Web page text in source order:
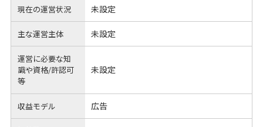
現在の運営状況 未設定
主な運営主体 未設定
運営に必要な知
識や資格/許認可
等
未設定
収益モデル 広告